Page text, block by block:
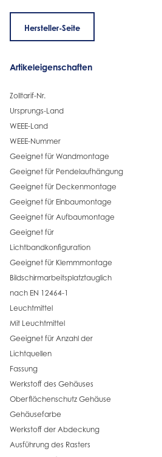
Hersteller-Seite
Artikeleigenschaften
Zolltarif-Nr.
Ursprungs-Land
WEEE-Land
WEEE-Nummer
Geeignet für Wandmontage
Geeignet für Pendelaufhängung
Geeignet für Deckenmontage
Geeignet für Einbaumontage
Geeignet für Aufbaumontage
Geeignet für
Lichtbandkonfiguration
Geeignet für Klemmmontage
Bildschirmarbeitsplatztauglich
nach EN 12464-1
Leuchtmittel
Mit Leuchtmittel
Geeignet für Anzahl der
Lichtquellen
Fassung
Werkstoff des Gehäuses
Oberflächenschutz Gehäuse
Gehäusefarbe
Werkstoff der Abdeckung
Ausführung des Rasters